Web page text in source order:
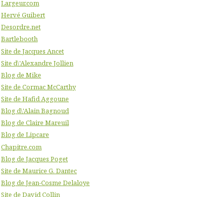
Largeur.com
Hervé Guibert
Desordre.net
Bartlebooth
Site de Jacques Ancet
Site d\'Alexandre Jollien
Blog de Mike
Site de Cormac McCarthy
Site de Hafid Aggoune
Blog d\'Alain Bagnoud
Blog de Claire Mareuil
Blog de Lipcare
Chapitre.com
Blog de Jacques Poget
Site de Maurice G. Dantec
Blog de Jean-Cosme Delaloye
Site de David Collin